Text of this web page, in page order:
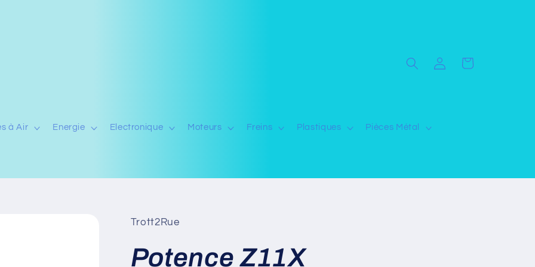
à Air Energie Electronique Moteurs Freins Plastiques Pièces Métal
ConnexionPanier
Trott2Rue
Potence Z11X